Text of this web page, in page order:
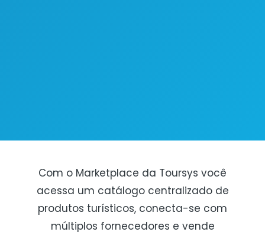
Com o Marketplace da Toursys você
acessa um catálogo centralizado de
produtos turísticos, conecta-se com
múltiplos fornecedores e vende